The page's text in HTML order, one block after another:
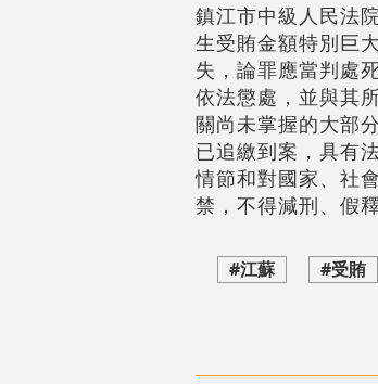
鎮江市中級人民法
生受賄金額特別巨
失，論罪應當判處
依法懲處，並與其
關尚未掌握的大部
已追繳到案，具有
情節和對國家、社
禁，不得減刑、假釋
#江蘇 #受賄